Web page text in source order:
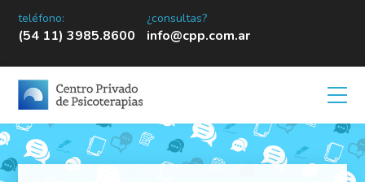
teléfono:
(54 11) 3985.8600
¿consultas?
info@cpp.com.ar